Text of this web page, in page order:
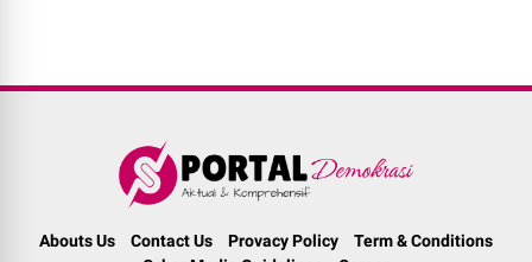
Abouts Us Contact Us Provacy Policy
Term & Conditions